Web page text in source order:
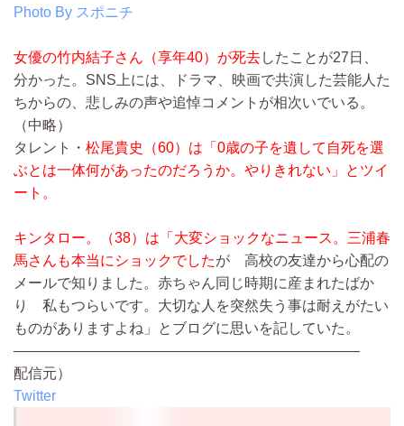
Photo By スポニチ
女優の竹内結子さん（享年40）が死去したことが27日、
分かった。SNS上には、ドラマ、映画で共演した芸能人た
ちからの、悲しみの声や追悼コメントが相次いでいる。
（中略）
タレント・ 松尾貴史（60）は「0歳の子を遺して自死を選
ぶとは一体何があったのだろうか。やりきれない」とツイ
ート。
キンタロー。（38）は「大変ショックなニュース。三浦春
馬さんも本当にショックでしたが 高校の友達から心配の
メールで知りました。赤ちゃん同じ時期に産まれたばか
り 私もつらいです。大切な人を突然失う事は耐えがたい
ものがありますよね」とブログに思いを記していた。
————————————————————————
配信元）
Twitter